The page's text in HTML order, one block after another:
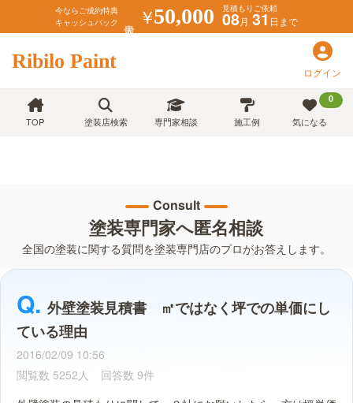
今ならご成約特典
キャッシュバック
￥50,000 見積もりご依頼
08月 31日まで
Ribilo Paint ログイン
TOP 塗装店検索 専門家相談 施工例
0
気になる
Consult
塗装専門家へ匿名相談
全国の塗装に関する質問を塗装専門店のプロがお答えします。
外壁塗装見積書 ㎡ではなく坪での単価にし
ている理由
2016/02/09 10:56
閲覧数 5252人 回答数 9件